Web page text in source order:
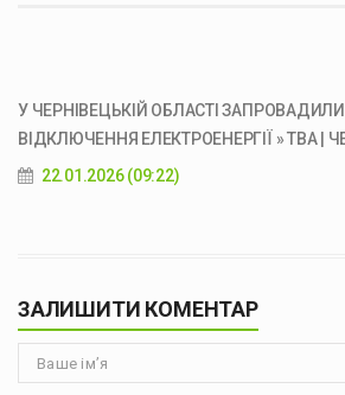
У ЧЕРНІВЕЦЬКІЙ ОБЛАСТІ ЗАПРОВАДИЛИ
ВІДКЛЮЧЕННЯ ЕЛЕКТРОЕНЕРГІЇ » ТВА |
22.01.2026 (09:22)
ЗАЛИШИТИ КОМЕНТАР